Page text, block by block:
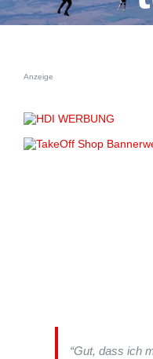
Anzeige
“Gut, dass ich